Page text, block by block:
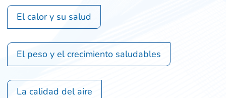
El calor y su salud
El peso y el crecimiento saludables
La calidad del aire